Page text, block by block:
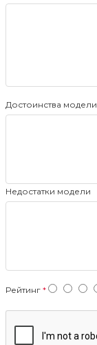
Достоинства модели
Недостатки модели
Рейтинг